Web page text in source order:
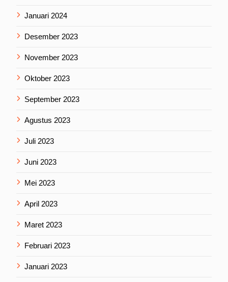
Januari 2024
Desember 2023
November 2023
Oktober 2023
September 2023
Agustus 2023
Juli 2023
Juni 2023
Mei 2023
April 2023
Maret 2023
Februari 2023
Januari 2023